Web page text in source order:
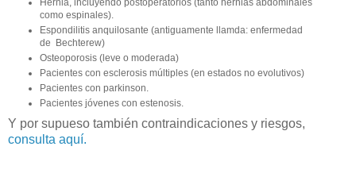
Hernia, incluyendo postoperatorios (tanto hernias abdominales
como espinales).
Espondilitis anquilosante (antiguamente llamda: enfermedad
de Bechterew)
Osteoporosis (leve o moderada)
Pacientes con esclerosis múltiples (en estados no evolutivos)
Pacientes con parkinson.
Pacientes jóvenes con estenosis.
Y por supueso también contraindicaciones y riesgos,
consulta aquí.